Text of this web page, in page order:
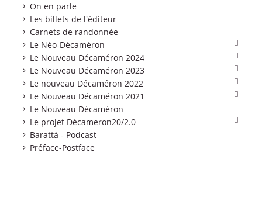
On en parle
Les billets de l'éditeur
Carnets de randonnée
Le Néo-Décaméron

Le Nouveau Décaméron 2024 
Le Nouveau Décaméron 2023 
Le nouveau Décaméron 2022 
Le Nouveau Décaméron 2021 
Le Nouveau Décaméron
Le projet Décameron20/2.0

Barattà - Podcast
Préface-Postface